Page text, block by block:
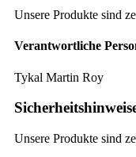
Unsere Produkte sind
Verantwortliche
Tykal Martin Roy
Unsere Produkte sind